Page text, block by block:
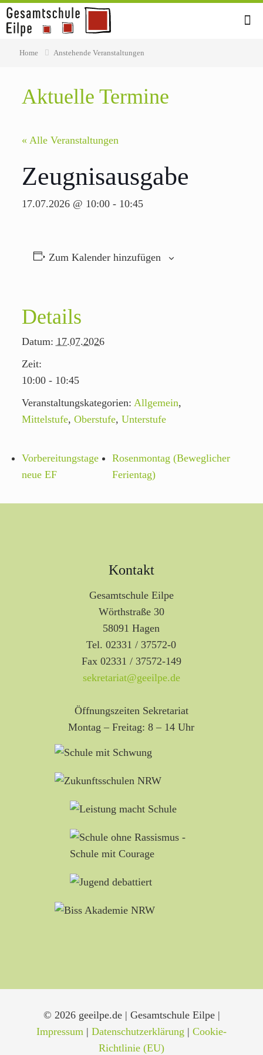
Home Anstehende Veranstaltungen
Aktuelle Termine
« Alle Veranstaltungen
Zeugnisausgabe
17.07.2026 @ 10:00- 10:45
Zum Kalender hinzufügen
Details
Datum: 17.07.2026
Zeit:
10:00 - 10:45
Veranstaltungskategorien: Allgemein,
Mittelstufe, Oberstufe, Unterstufe
Vorbereitungstage
neue EF
Rosenmontag (Beweglicher
Ferientag)
Kontakt
Gesamtschule Eilpe
Wörthstraße 30
58091 Hagen
Tel. 02331 / 37572-0
Fax 02331 / 37572-149
sekretariat@geeilpe.de
Öffnungszeiten Sekretariat
Montag – Freitag: 8 – 14 Uhr
© 2026 geeilpe.de | Gesamtschule Eilpe |
Impressum | Datenschutzerklärung | Cookie-
Richtlinie (EU)